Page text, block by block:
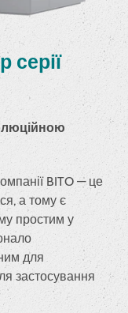
серії
BITO — це
а тому є
простим у
для
застосування